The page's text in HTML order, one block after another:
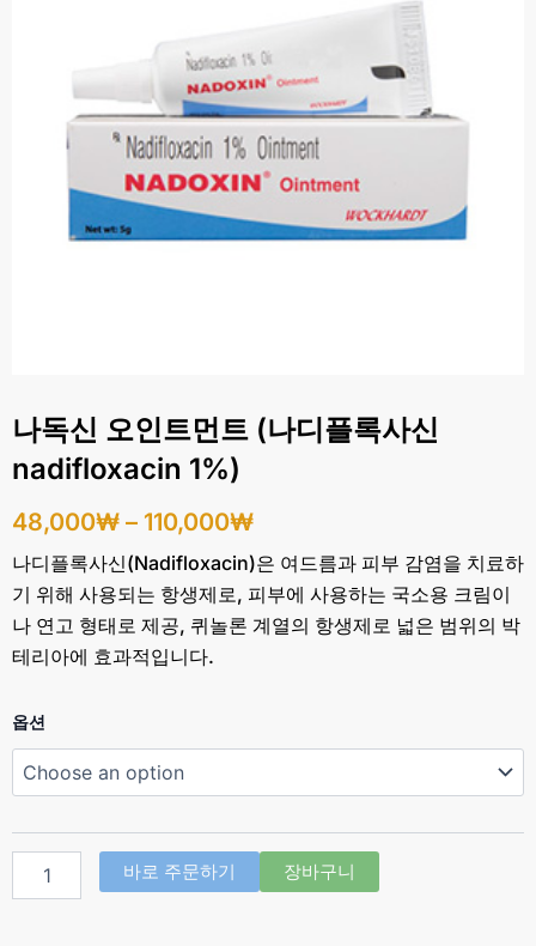
나독신 오인트먼트 (나디플록사신
nadifloxacin 1%)
48,000₩ – 110,000₩
나디플록사신(Nadifloxacin)은 여드름과 피부 감염을 치료하
기 위해 사용되는 항생제로, 피부에 사용하는 국소용 크림이
나 연고 형태로 제공, 퀴놀론 계열의 항생제로 넓은 범위의 박
테리아에 효과적입니다.
옵션
나
신
트
먼
바로 주문하기 장바구니